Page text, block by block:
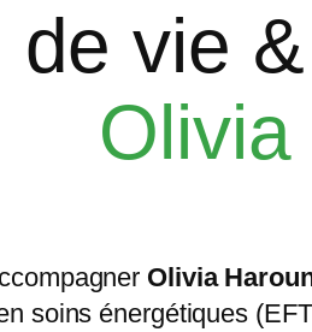
de vie
Olivia
soins énergétiques